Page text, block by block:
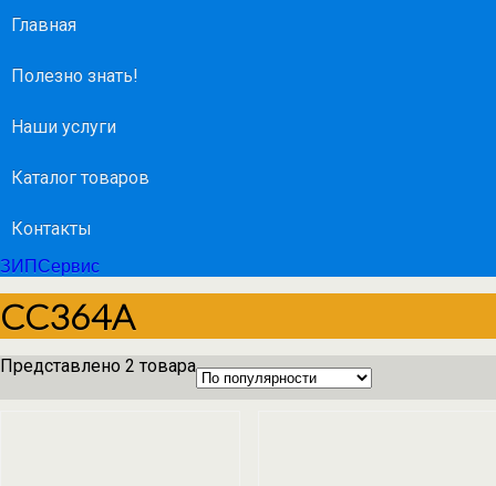
Главная
Полезно знать!
Наши услуги
Каталог товаров
Контакты
ЗИПСервис
CC364A
Представлено 2 товара